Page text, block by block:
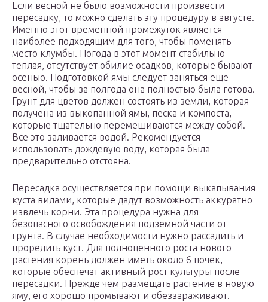
Если весной не было возможности произвести
пересадку, то можно сделать эту процедуру в августе.
Именно этот временной промежуток является
наиболее подходящим для того, чтобы поменять
место клумбы. Погода в этот момент стабильно
теплая, отсутствует обилие осадков, которые бывают
осенью. Подготовкой ямы следует заняться еще
весной, чтобы за полгода она полностью была готова.
Грунт для цветов должен состоять из земли, которая
получена из выкопанной ямы, песка и компоста,
которые тщательно перемешиваются между собой.
Все это заливается водой. Рекомендуется
использовать дождевую воду, которая была
предварительно отстояна.
Пересадка осуществляется при помощи выкапывания
куста вилами, которые дадут возможность аккуратно
извлечь корни. Эта процедура нужна для
безопасного освобождения подземной части от
грунта. В случае необходимости нужно рассадить и
проредить куст. Для полноценного роста нового
растения корень должен иметь около 6 почек,
которые обеспечат активный рост культуры после
пересадки. Прежде чем размещать растение в новую
яму, его хорошо промывают и обеззараживают.